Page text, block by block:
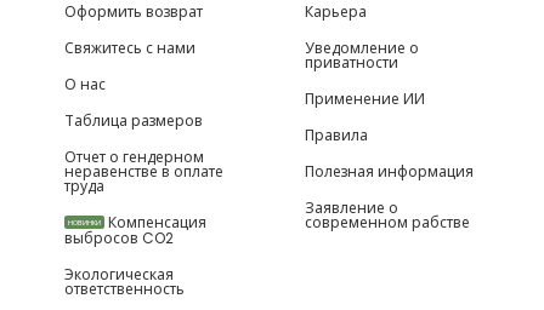
Оформить возврат
Свяжитесь с нами
О нас
Таблица размеров
Отчет о гендерном
неравенстве в оплате
труда
НОВИНКИ Компенсация
выбросов CO2
Экологическая
ответственность
Карьера
Уведомление о
приватности
Применение ИИ
Правила
Полезная информация
Заявление о
современном рабстве